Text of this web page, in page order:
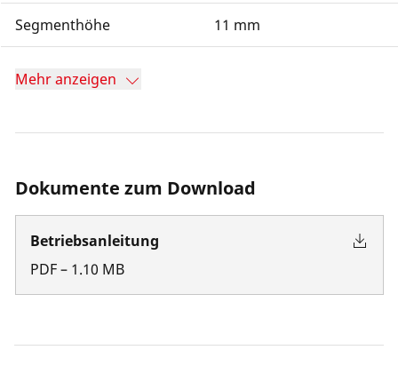
Segmenthöhe 11 mm
Mehr anzeigen
Dokumente zum Download
Betriebsanleitung
PDF– 1.10 MB